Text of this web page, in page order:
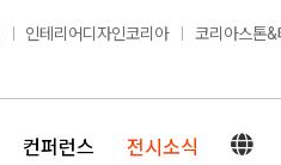
인테리어디자인코리아
코리아스톤&
컨퍼런스 전시소식